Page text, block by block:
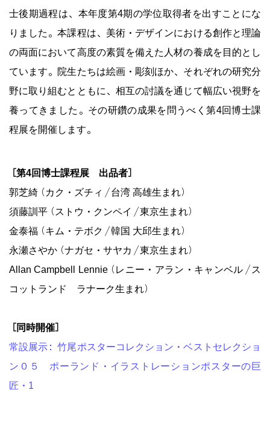
士後期過程は、本年度第4期の学位取得者を出すことにな
りました。本課程は、美術・デザインにおける創作と理論
の両面において高度の素質を備えた人材の養成を目的とし
ています。院生たちは絵画・彫刻ほか、それぞれの研究分
野に取り組むとともに、相互の討議を通じて幅広い視野を
養ってきました。その研鑽の成果を問うべく第4回博士課
程展を開催します。
［第4回博士課程展 出品者］
郭芝綺（カク・ズチィ／台湾 高雄生まれ）
須藤訓平（ストウ・クンペイ／東京生まれ）
金泰福（キム・テボク／韓国 大邱生まれ）
永瀬さやか（ナガセ・サヤカ／東京生まれ）
Allan Campbell Lennie（レニー・アラン・キャンベル／ス
コットランド ラナーク生まれ）
［同時開催］
常設展示：竹尾ポスターコレクション・ベストセレクショ
ン０５ ポーランド・イラストレーションポスターの巨
匠・1